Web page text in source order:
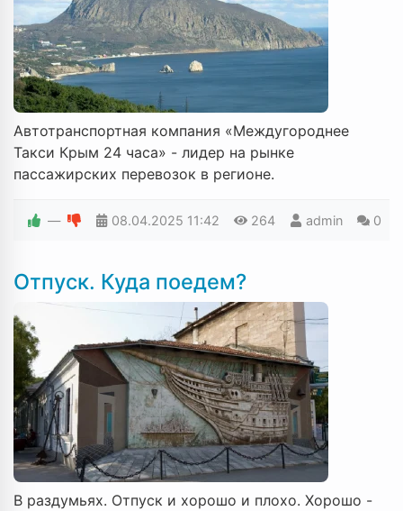
Автотранспортная компания «Междугороднее
Такси Крым 24 часа» - лидер на рынке
пассажирских перевозок в регионе.
— 08.04.2025 11:42 264 admin 0
Отпуск. Куда поедем?
В раздумьях. Отпуск и хорошо и плохо. Хорошо -